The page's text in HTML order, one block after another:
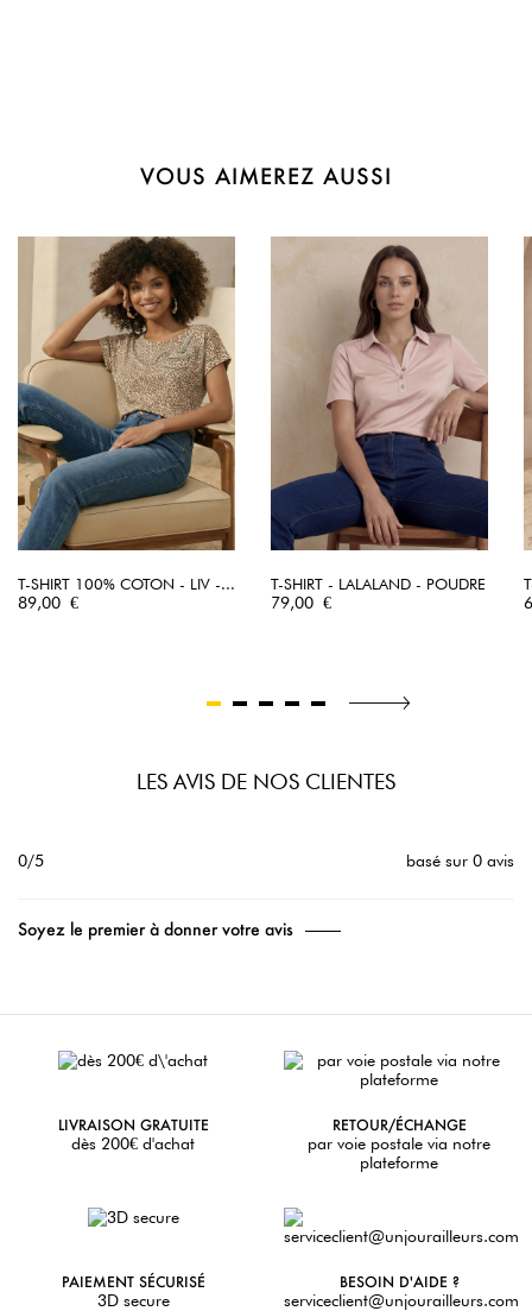
VOUS AIMEREZ AUSSI
T-SHIRT 100% COTON - LIV -...
Prix
89,00 €
T-SHIRT - LALALAND - POUDRE
Prix
79,00 €
LES AVIS DE NOS CLIENTES
0/5 basé sur 0 avis
Soyez le premier à donner votre avis
LIVRAISON GRATUITE
dès 200€ d'achat
RETOUR/ÉCHANGE
par voie postale via notre
plateforme
PAIEMENT SÉCURISÉ
3D secure
BESOIN D'AIDE ?
serviceclient@unjourailleurs.com